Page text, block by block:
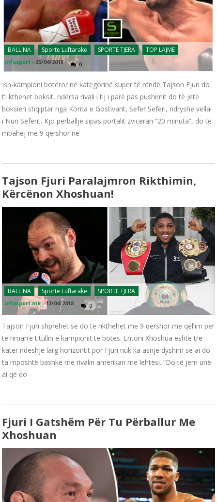
BALLINA Sporte Luftarake SPORTE TJERA TOP LAJME
infosport - 25/04/2018 0
Ish-kampioni botëror në kategorinë super të rëndë Tajson Fjuri do
t’i kthehet boksit, ndërsa rivali i tij i parë pas pushimit do të jetë
boksieri shqiptar nga Korita e Gostivarit, Sefer Seferi, ndryshe vëllai
i Nuri Seferit. Kjo përballje sipas portalit zviceran “20 minuta”, do të
mbahej më 9 qershor në
Tajson Fjuri Paralajmron Rikthimin,
Kërcënon Xhoshuan!
BALLINA Sporte Luftarake SPORTE TJERA
infosport.mk -12/04/2018 0
Tajson Fjuri shprehet se do të rikthehet më 9 qershor me qëllim për
të rimarrë titullin e kampionit të botës. Entoni Xhoshua është tre-
katër ndeshje larg horizontit por Fjuri nuk ka asnjë dyshim se ai do
ta mposhtë bashkë me rivalin amerikan me lehtësi. “Do të jem unë
ai që do
Fjuri I Gatshëm Për Tu Përballur Me
Xhoshuan